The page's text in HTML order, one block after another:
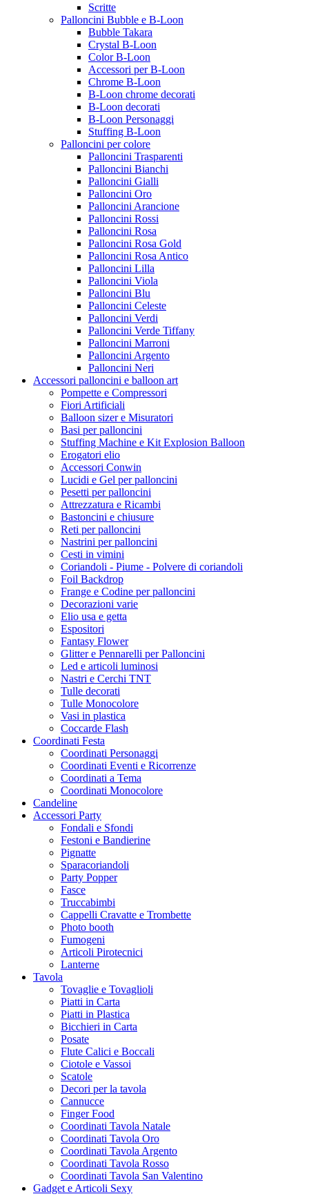
Scritte
Palloncini Bubble e B-Loon
Bubble Takara
Crystal B-Loon
Color B-Loon
Accessori per B-Loon
Chrome B-Loon
B-Loon chrome decorati
B-Loon decorati
B-Loon Personaggi
Stuffing B-Loon
Palloncini per colore
Palloncini Trasparenti
Palloncini Bianchi
Palloncini Gialli
Palloncini Oro
Palloncini Arancione
Palloncini Rossi
Palloncini Rosa
Palloncini Rosa Gold
Palloncini Rosa Antico
Palloncini Lilla
Palloncini Viola
Palloncini Blu
Palloncini Celeste
Palloncini Verdi
Palloncini Verde Tiffany
Palloncini Marroni
Palloncini Argento
Palloncini Neri
Accessori palloncini e balloon art
Pompette e Compressori
Fiori Artificiali
Balloon sizer e Misuratori
Basi per palloncini
Stuffing Machine e Kit Explosion Balloon
Erogatori elio
Accessori Conwin
Lucidi e Gel per palloncini
Pesetti per palloncini
Attrezzatura e Ricambi
Bastoncini e chiusure
Reti per palloncini
Nastrini per palloncini
Cesti in vimini
Coriandoli - Piume - Polvere di coriandoli
Foil Backdrop
Frange e Codine per palloncini
Decorazioni varie
Elio usa e getta
Espositori
Fantasy Flower
Glitter e Pennarelli per Palloncini
Led e articoli luminosi
Nastri e Cerchi TNT
Tulle decorati
Tulle Monocolore
Vasi in plastica
Coccarde Flash
Coordinati Festa
Coordinati Personaggi
Coordinati Eventi e Ricorrenze
Coordinati a Tema
Coordinati Monocolore
Candeline
Accessori Party
Fondali e Sfondi
Festoni e Bandierine
Pignatte
Sparacoriandoli
Party Popper
Fasce
Truccabimbi
Cappelli Cravatte e Trombette
Photo booth
Fumogeni
Articoli Pirotecnici
Lanterne
Tavola
Tovaglie e Tovaglioli
Piatti in Carta
Piatti in Plastica
Bicchieri in Carta
Posate
Flute Calici e Boccali
Ciotole e Vassoi
Scatole
Decori per la tavola
Cannucce
Finger Food
Coordinati Tavola Natale
Coordinati Tavola Oro
Coordinati Tavola Argento
Coordinati Tavola Rosso
Coordinati Tavola San Valentino
Gadget e Articoli Sexy